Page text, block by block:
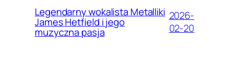
Legendarny wokalista Metalliki
James Hetfield i jego
muzyczna pasja
2026-
02-20